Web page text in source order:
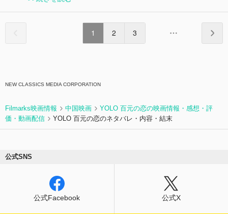
1 2 3
NEW CLASSICS MEDIA CORPORATION
Filmarks映画情報 中国映画
YOLO 百元の恋の映画情報・感想・評
価・動画配信
YOLO 百元の恋のネタバレ・内容・結末
公式SNS
公式Facebook 公式X